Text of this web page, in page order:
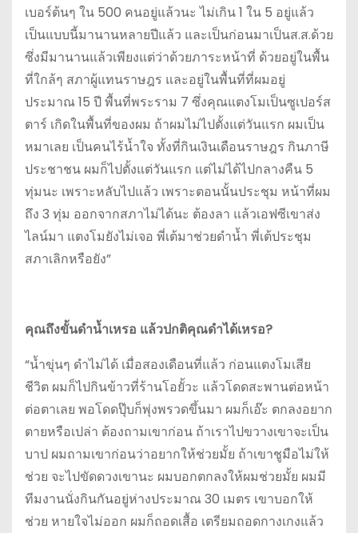
เบอร์ต้นๆ ใน 500 คนอยู่แล้วนะ ไม่เกิน 1 ใน 5 อยู่แล้ว
เป็นแบบนี้มานานหลายปีแล้ว และเป็นก่อนมาเป็นส.ส.ด้วย
ซึ่งมีมานานแล้วเพียงแต่ว่าด้วยภาระหน้าที่ ด้วยอยู่ในพื้น
ที่ใกล้ๆ สภาผู้แทนราษฎร และอยู่ในพื้นที่ที่ผมอยู่
ประมาณ 15 ปี พื้นที่พระราม 7 ซึ่งคุณแตงโมเป็นซูเปอร์ส
ตาร์ เกิดในพื้นที่ของผม ถ้าผมไม่ไปตั้งแต่วันแรก ผมเป็น
หมาเลย เป็นคนไร้น้ำใจ ทั้งที่กินเงินเดือนราษฎร กินภาษี
ประชาชน ผมก็ไปตั้งแต่วันแรก แต่ไม่ได้ไปกลางคืน 5
ทุ่มนะ เพราะหลับไปแล้ว เพราะตอนนั้นประชุม หน้าที่ผม
ถึง 3 ทุ่ม ออกจากสภาไม่ได้นะ ต้องลา แล้วเอฟซีเขาส่ง
ไลน์มา แตงโมยังไม่เจอ พี่เต้มาช่วยดำน้ำ พี่เต้ประชุม
สภาเลิกหรือยัง”
คุณถึงขั้นดำน้ำเหรอ แล้วปกติคุณดำได้เหรอ?
“น้ำขุ่นๆ ดำไม่ได้ เมื่อสองเดือนที่แล้ว ก่อนแตงโมเสีย
ชีวิต ผมก็ไปกินข้าวที่ร้านโอยั้วะ แล้วโดดสะพานต่อหน้า
ต่อตาเลย พอโดดปุ๊บก็พุ่งพรวดขึ้นมา ผมก็เอ๊ะ ตกลงอยาก
ตายหรือเปล่า ต้องถามเขาก่อน ถ้าเราไปขวางเขาจะเป็น
บาป ผมถามเขาก่อนว่าอยากให้ช่วยมั้ย ถ้าเขาชูมือไม่ให้
ช่วย จะไปขัดดวงเขานะ ผมบอกตกลงให้ผมช่วยมั้ย ผมมี
ทีมงานนั่งกินกันอยู่ห่างประมาณ 30 เมตร เขาบอกให้
ช่วย หายใจไม่ออก ผมก็ถอดเสื้อ เตรียมถอดกางเกงแล้ว